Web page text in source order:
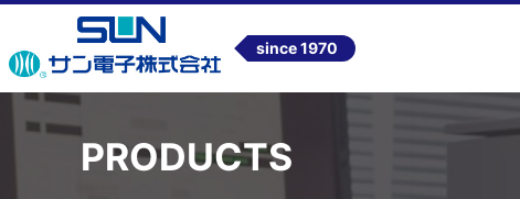
since 1970
PRODUCTS